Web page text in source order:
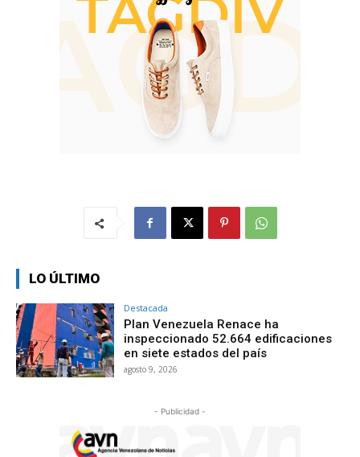
LO ÚLTIMO
Destacada
Plan Venezuela Renace ha
inspeccionado 52.664 edificaciones
en siete estados del país
agosto 9, 2026
- Publicidad -